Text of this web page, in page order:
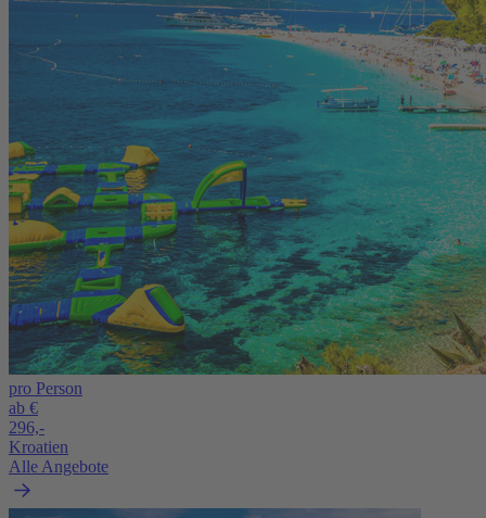
pro Person
ab €
296,-
Kroatien
Alle Angebote